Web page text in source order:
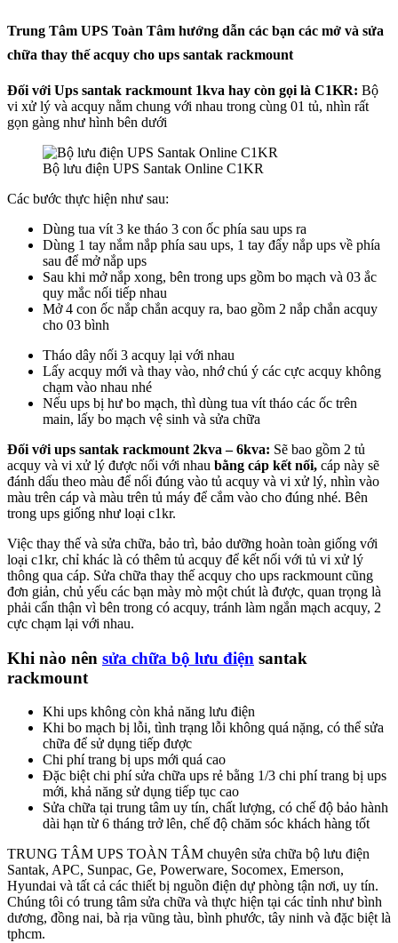
Trung Tâm UPS Toàn Tâm hướng dẫn các bạn các mở và sửa
chữa thay thế acquy cho ups santak rackmount
Đối với Ups santak rackmount 1kva hay còn gọi là C1KR: Bộ
vi xử lý và acquy nằm chung với nhau trong cùng 01 tủ, nhìn rất
gọn gàng như hình bên dưới
Bộ lưu điện UPS Santak Online C1KR
Các bước thực hiện như sau:
Dùng tua vít 3 ke tháo 3 con ốc phía sau ups ra
Dùng 1 tay nắm nắp phía sau ups, 1 tay đẩy nắp ups về phía
sau để mở nắp ups
Sau khi mở nắp xong, bên trong ups gồm bo mạch và 03 ắc
quy mắc nối tiếp nhau
Mở 4 con ốc nắp chắn acquy ra, bao gồm 2 nắp chắn acquy
cho 03 bình
Tháo dây nối 3 acquy lại với nhau
Lấy acquy mới và thay vào, nhớ chú ý các cực acquy không
chạm vào nhau nhé
Nếu ups bị hư bo mạch, thì dùng tua vít tháo các ốc trên
main, lấy bo mạch vệ sinh và sửa chữa
Đối với ups santak rackmount 2kva – 6kva: Sẽ bao gồm 2 tủ
acquy và vi xử lý được nối với nhau bằng cáp kết nối, cáp này sẽ
đánh dấu theo màu để nối đúng vào tủ acquy và vi xử lý, nhìn vào
màu trên cáp và màu trên tủ máy để cắm vào cho đúng nhé. Bên
trong ups giống như loại c1kr.
Việc thay thế và sửa chữa, bảo trì, bảo dưỡng hoàn toàn giống với
loại c1kr, chỉ khác là có thêm tủ acquy để kết nối với tủ vi xử lý
thông qua cáp. Sửa chữa thay thế acquy cho ups rackmount cũng
đơn giản, chủ yếu các bạn mày mò một chút là được, quan trọng là
phải cẩn thận vì bên trong có acquy, tránh làm ngắn mạch acquy, 2
cực chạm lại với nhau.
Khi nào nên sửa chữa bộ lưu điện santak
rackmount
Khi ups không còn khả năng lưu điện
Khi bo mạch bị lỗi, tình trạng lỗi không quá nặng, có thể sửa
chữa để sử dụng tiếp được
Chi phí trang bị ups mới quá cao
Đặc biệt chi phí sửa chữa ups rẻ bằng 1/3 chi phí trang bị ups
mới, khả năng sử dụng tiếp tục cao
Sửa chữa tại trung tâm uy tín, chất lượng, có chế độ bảo hành
dài hạn từ 6 tháng trở lên, chế độ chăm sóc khách hàng tốt
TRUNG TÂM UPS TOÀN TÂM chuyên sửa chữa bộ lưu điện
Santak, APC, Sunpac, Ge, Powerware, Socomex, Emerson,
Hyundai và tất cả các thiết bị nguồn điện dự phòng tận nơi, uy tín.
Chúng tôi có trung tâm sửa chữa và thực hiện tại các tỉnh như bình
dương, đồng nai, bà rịa vũng tàu, bình phước, tây ninh và đặc biệt là
tphcm.